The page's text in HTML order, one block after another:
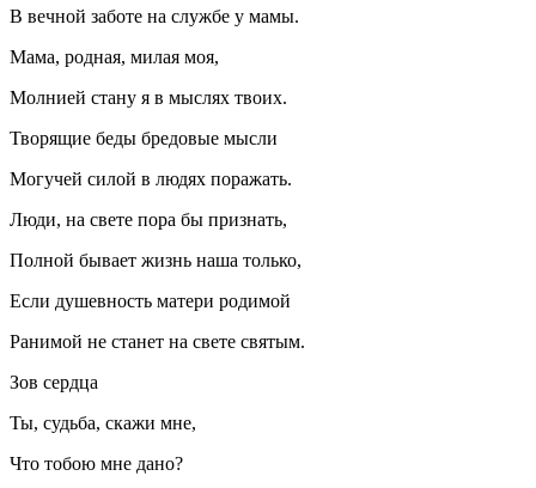
В вечной заботе на службе у мамы.
Мама, родная, милая моя,
Молнией стану я в мыслях твоих.
Творящие беды бредовые мысли
Могучей силой в людях поражать.
Люди, на свете пора бы признать,
Полной бывает жизнь наша только,
Если душевность матери родимой
Ранимой не станет на свете святым.
Зов сердца
Ты, судьба, скажи мне,
Что тобою мне дано?